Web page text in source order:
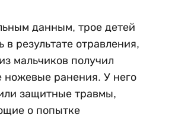
данным, трое детей
в результате отравления,
мальчиков получил
ножевые ранения. У него
защитные травмы,
о попытке